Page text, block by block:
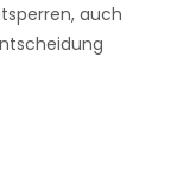
auch